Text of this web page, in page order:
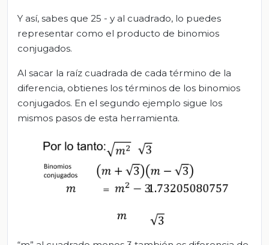
Y así, sabes que 25 - y al cuadrado, lo puedes
representar como el producto de binomios
conjugados.
Al sacar la raíz cuadrada de cada término de la
diferencia, obtienes los términos de los binomios
conjugados. En el segundo ejemplo sigue los
mismos pasos de esta herramienta.